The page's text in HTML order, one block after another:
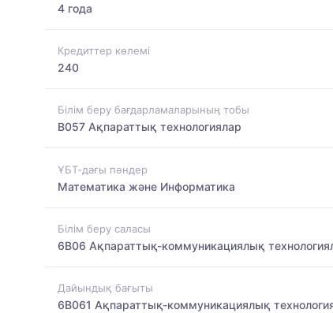
4 года
Кредиттер көлемі
240
Білім беру бағдарламаларының тобы
B057 Ақпараттық технологиялар
ҰБТ-дағы пәндер
Математика және Информатика
Білім беру саласы
6B06 Ақпараттық-коммуникациялық
Дайындық бағыты
6B061 Ақпараттық-коммуникациялық